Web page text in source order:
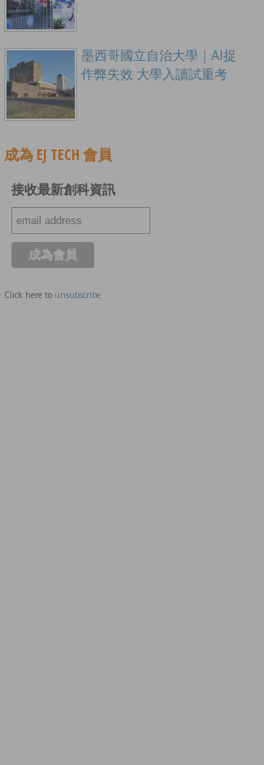
墨西哥國立自治大學｜AI捉
作弊失效 大學入讀試重考
成為 EJ TECH 會員
接收最新創科資訊
Click here to unsubscribe